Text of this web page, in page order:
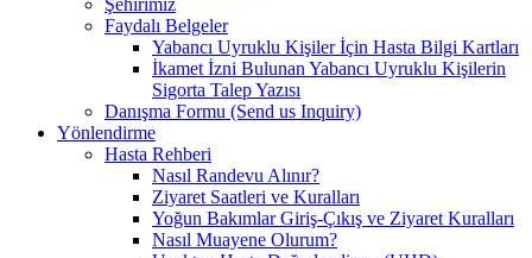
Faydalı Belgeler
Yabancı Uyruklu Kişiler İçin Hasta Bilgi Kartları
İkamet İzni Bulunan Yabancı Uyruklu Kişilerin
Sigorta Talep Yazısı
Danışma Formu (Send us Inquiry)
Yönlendirme
Hasta Rehberi
Nasıl Randevu Alınır?
Ziyaret Saatleri ve Kuralları
Yoğun Bakımlar Giriş-Çıkış ve Ziyaret Kuralları
Nasıl Muayene Olurum?